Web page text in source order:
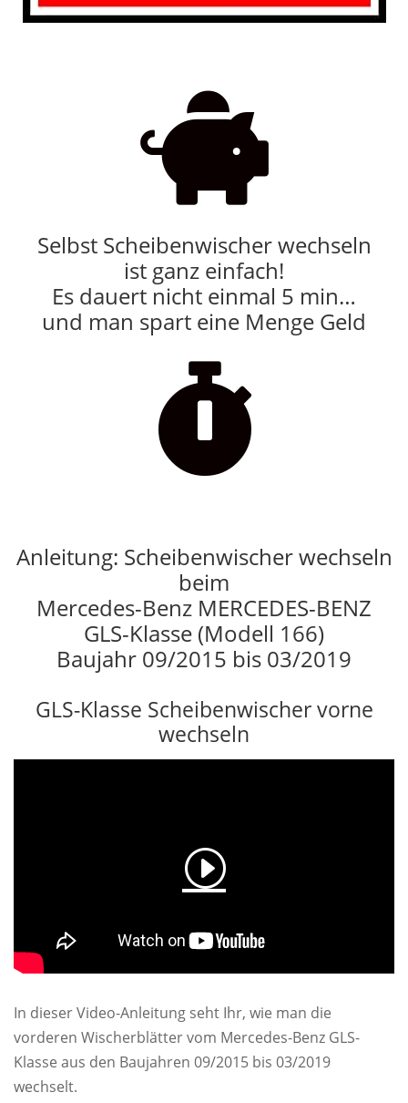

Selbst Scheibenwischer wechseln
ist ganz einfach!
Es dauert nicht einmal 5 min…
und man spart eine Menge Geld

Anleitung: Scheibenwischer wechseln
beim
Mercedes-Benz MERCEDES-BENZ
GLS-Klasse (Modell 166)
Baujahr 09/2015 bis 03/2019
GLS-Klasse Scheibenwischer vorne
wechseln
In dieser Video-Anleitung seht Ihr, wie man die
vorderen Wischerblätter vom Mercedes-Benz GLS-
Klasse aus den Baujahren 09/2015 bis 03/2019
wechselt.